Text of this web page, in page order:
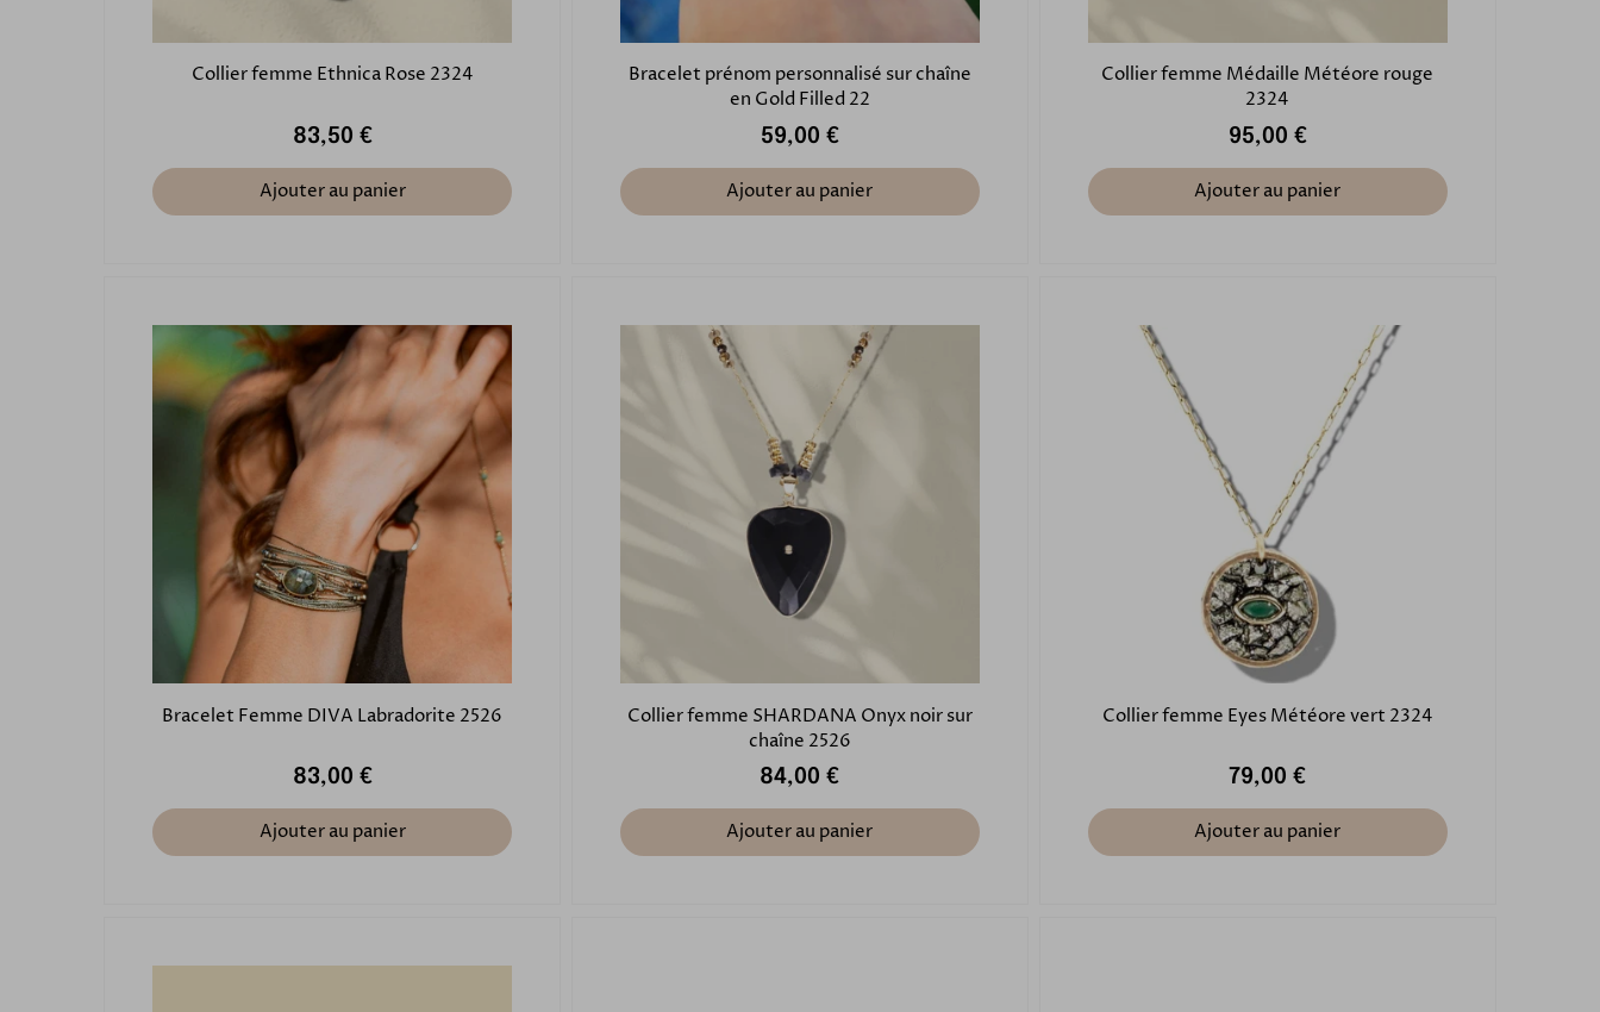
Collier femme Ethnica Rose 2324
83,50 €
Ajouter au panier
Bracelet prénom personnalisé sur chaîne
en Gold Filled 22
59,00 €
Ajouter au panier
Collier femme Médaille Météore rouge
2324
95,00 €
Ajouter au panier
Bracelet Femme DIVA Labradorite 2526
83,00 €
Ajouter au panier
Collier femme SHARDANA Onyx noir sur
chaîne 2526
84,00 €
Ajouter au panier
Collier femme Eyes Météore vert 2324
79,00 €
Ajouter au panier